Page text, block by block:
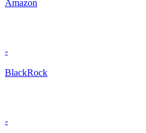
Amazon
-
BlackRock
-